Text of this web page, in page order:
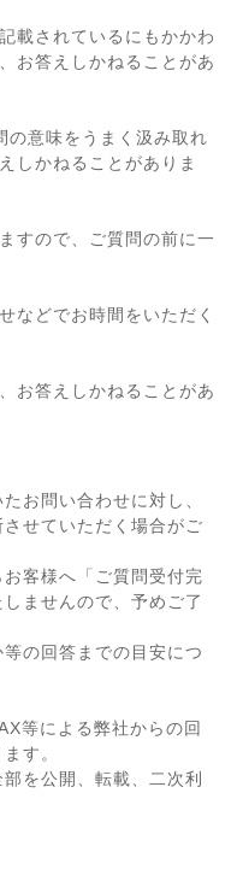
載されているにもかかわ
お答えしかねることがあ
の意味をうまく汲み取れ
しかねることがありま
すので、ご質問の前に一
などでお時間をいただく
お答えしかねることがあ
お問い合わせに対し、
せていただく場合がご
客様へ「ご質問受付完
ませんので、予めご了
の回答までの目安につ
等による弊社からの回
す。
を公開、転載、二次利